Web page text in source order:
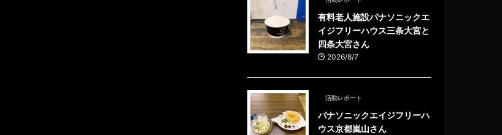
有料老人施設パナソニックエ
イジフリーハウス三条大宮と
四条大宮さん
2026/8/7
活動レポート
パナソニックエイジフリーハ
ウス京都嵐山さん